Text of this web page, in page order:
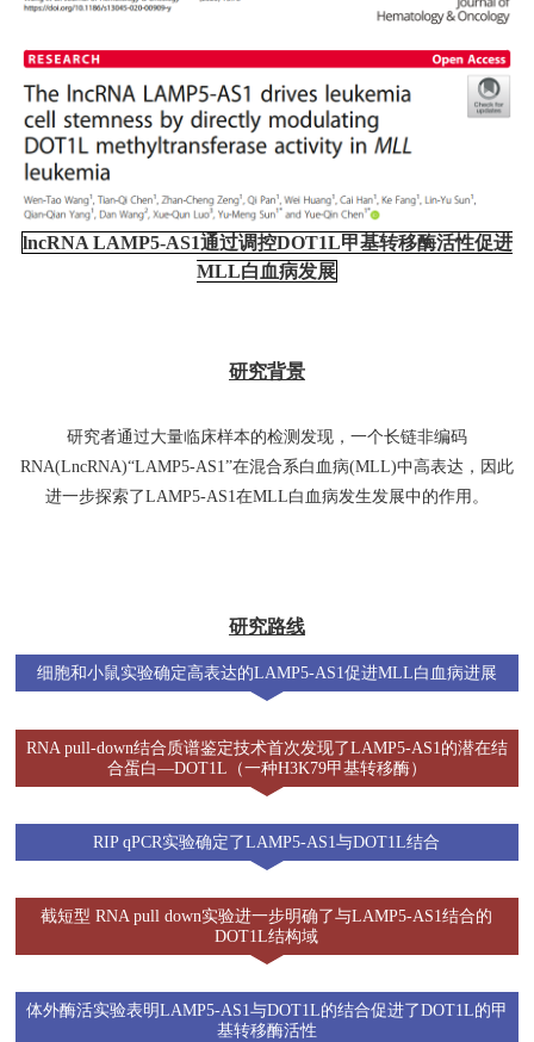
lncRNA LAMP5-AS1通过调控DOT1L甲基转移酶活性促进
MLL白血病发展
研究背景
研究者通过大量临床样本的检测发现，一个长链非编码
RNA(LncRNA)“LAMP5-AS1”在混合系白血病(MLL)中高表达，因此
进一步探索了LAMP5-AS1在MLL白血病发生发展中的作用。
研究路线
细胞和小鼠实验确定高表达的LAMP5-AS1促进MLL白血病进展
RNA pull-down结合质谱鉴定技术首次发现了LAMP5-AS1的潜在结
合蛋白—DOT1L（一种H3K79甲基转移酶）
RIP qPCR实验确定了LAMP5-AS1与DOT1L结合
截短型 RNA pull down实验进一步明确了与LAMP5-AS1结合的
DOT1L结构域
体外酶活实验表明LAMP5-AS1与DOT1L的结合促进了DOT1L的甲
基转移酶活性